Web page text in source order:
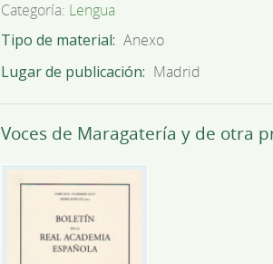
Categoría: Lengua
Tipo de material Anexo
Lugar de publicación
Madrid
Voces de Maragatería y de otra